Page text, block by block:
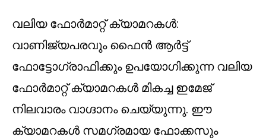
വലിയ ഫോർമാറ്റ് ക്യാമറകൾ:
വാണിജ്യപരവും ഫൈൻ ആർട്ട്
ഫോട്ടോഗ്രാഫിക്കും ഉപയോഗിക്കുന്ന വലിയ
ഫോർമാറ്റ് ക്യാമറകൾ മികച്ച ഇമേജ്
നിലവാരം വാഗ്ദാനം ചെയ്യുന്നു. ഈ
ക്യാമറകൾ സമഗ്രമായ ഫോക്കസും